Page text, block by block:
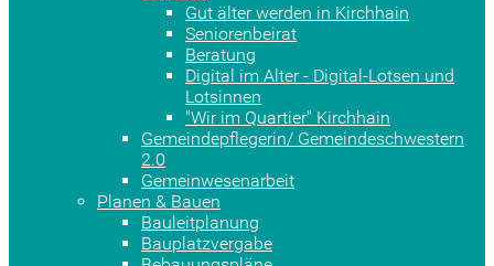
Gut älter werden in Kirchhain
Seniorenbeirat
Beratung
Digital im Alter - Digital-Lotsen und
Lotsinnen
"Wir im Quartier" Kirchhain
Gemeindepflegerin/ Gemeindeschwestern
2.0
Gemeinwesenarbeit
Planen & Bauen
Bauleitplanung
Bauplatzvergabe